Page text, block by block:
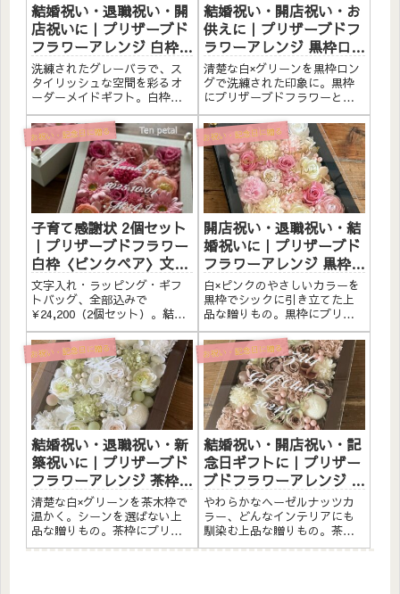
結婚祝い・退職祝い・開
店祝いに｜プリザーブド
フラワーアレンジ 白枠
〈グレーバラ〉オーダー
メイド文字入れ
洗練されたグレーバラで、ス
タイリッシュな空間を彩るオ
ーダーメイドギフト。白枠に
プリザーブドフラワーと造花
をたっぷりアレンジしまし
た。アクリルプレートへのメ
ッセージ入れ無料。自立する
ので壁かけでも置き型でも飾
れます。こんな方へ結婚祝
い・記念日...
結婚祝い・開店祝い・お
供えに｜プリザーブドフ
ラワーアレンジ 黒枠ロン
グ〈白グリーン〉文字入
れ
清楚な白×グリーンを黒枠ロン
グで洗練された印象に。黒枠
にプリザーブドフラワーと造
花をたっぷりアレンジしまし
た。アクリルプレートへのメ
ッセージ入れ無料。自立する
ので壁かけでも置き型でも飾
れます。こんな方へ結婚祝
い・新築祝いに開店祝い・サ
ロンオ...
お祝い・記念日に贈る
子育て感謝状 2個セット
｜プリザーブドフラワー
白枠〈ピンクペア〉文字
入れ込み
文字入れ・ラッピング・ギフ
トバッグ、全部込みで
¥24,200（2個セット）。結婚
式で両親へ贈る「子育て感謝
状」として選ばれています。
アクリルプレートへの文字入
れ、リボンラッピング、ギフ
トバッグまですべて込み。当
日そのままお渡しいただけま
す。...
お祝い・記念日に贈る
開店祝い・退職祝い・結
婚祝いに｜プリザーブド
フラワーアレンジ 黒枠
〈白ピンク〉文字入れ
白×ピンクのやさしいカラーを
黒枠でシックに引き立てた上
品な贈りもの。黒枠にプリザ
ーブドフラワーと造花をたっ
ぷりアレンジしました。アク
リルプレートへのメッセージ
入れ無料。自立するので壁か
けでも置き型でも飾れます。
こんな方へ開店祝い・サロン
オー...
お祝い・記念日に贈る
結婚祝い・退職祝い・新
築祝いに｜プリザーブド
フラワーアレンジ 茶枠
〈白グリーン〉文字入れ
清楚な白×グリーンを茶木枠で
温かく。シーンを選ばない上
品な贈りもの。茶枠にプリザ
ーブドフラワーと造花をたっ
お祝い・記念日に贈る
結婚祝い・開店祝い・記
念日ギフトに｜プリザー
ブドフラワーアレンジ 茶
枠〈ヘーゼルナッツ〉文
字入れ
やわらかなヘーゼルナッツカ
ラー、どんなインテリアにも
馴染む上品な贈りもの。茶枠
にプリザーブドフラワーと造